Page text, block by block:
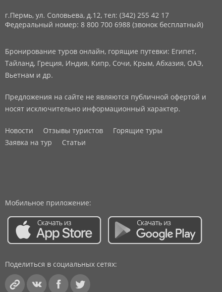
г.Пермь, ул. Соловьева, д.12, тел: (342) 255 42 17
Федеральный номер: 8 800 700 6988 (звонок бесплатный)
Бронирование туров онлайн, горящие путевки: Египет,
Тайланд, Греция, Индия, Кипр, Сочи, Крым, Абхазия, ОАЭ,
Вьетнам и др.
Предложения на сайте не являются публичной офертой и
носят исключительно информационный характер.
Новости Отзывы туристов
Горящие туры
Заявка на тур
Статьи
Мобильное приложение:
Поделиться в социальных сетях: